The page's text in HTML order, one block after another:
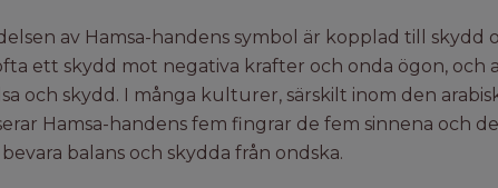
av Hamsa-handens symbol är kopplad till skydd
ett skydd mot negativa krafter och onda ögon, och
och skydd. I många kulturer, särskilt inom den
Hamsa-handens fem fingrar de fem sinnena och
balans och skydda från ondska.